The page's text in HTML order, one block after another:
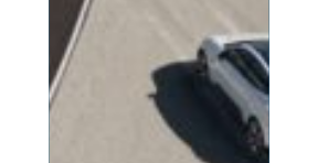
här artikeln får du en
enkel genomgång av
hu...